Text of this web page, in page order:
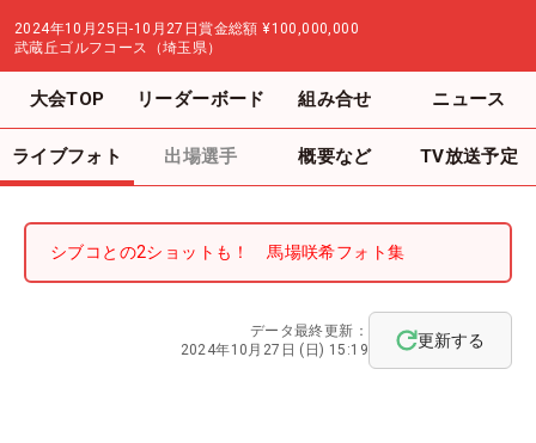
2024年10月25日-10月27日賞金総額 ¥100,000,000
武蔵丘ゴルフコース（埼玉県）
大会TOP リーダーボード 組み合せ ニュース
ライブフォト 出場選手 概要など TV放送予定
シブコとの2ショットも！ 馬場咲希フォト集
データ最終更新：
2024年10月27日 (日) 15:19
更新する